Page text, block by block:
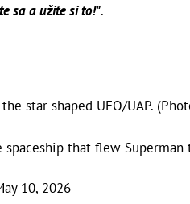
sa a užite si to!".
star shaped UFO/UAP.
that flew Superman
10, 2026